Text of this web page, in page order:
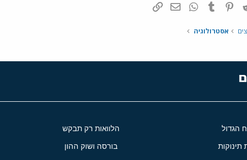
Reddit
Pinterest
Tumblr
WhatsAppדואר אלקטרוני
אסטרולוגיה
הגדול הלוואות רק תבקש
תינוקות בורסה ושוק ההון